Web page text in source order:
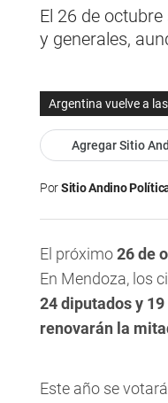
El 26 de
y generales,
Argentina vuelve a
Agregar Sitio
PorSitio Andino
El próximo26 de
En Mendoza, los
24 diputados y
renovarán la
Este año se